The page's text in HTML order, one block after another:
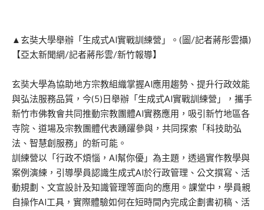
▲玄奘大學舉辦「生成式AI實戰訓練營」。(圖/記者蔣彤雲攝)
【亞太新聞網/記者蔣彤雲/新竹報導】
玄奘大學為協助地方宗教組織掌握AI應用趨勢、提升行政效能
與弘法服務品質，今(5)日舉辦「生成式AI實戰訓練營」，攜手
新竹市佛教會共同推動宗教團體AI實務應用，吸引新竹地區各
寺院、道場及宗教團體代表踴躍參與，共同探索「科技助弘
法、智慧創服務」的新可能。
訓練營以「行政不煩惱，AI幫你優」為主題，透過實作教學與
案例演練，引導學員認識生成式AI於行政管理、公文撰寫、活
動規劃、文宣設計及知識管理等面向的應用。課堂中，學員親
自操作AI工具，實際體驗如何在短時間內完成企劃書初稿、活